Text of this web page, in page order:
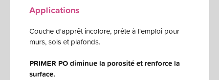
Applications
Couche d'apprêt incolore, prête à l'emploi pour
murs, sols et plafonds.
PRIMER PO diminue la porosité et renforce la
surface.